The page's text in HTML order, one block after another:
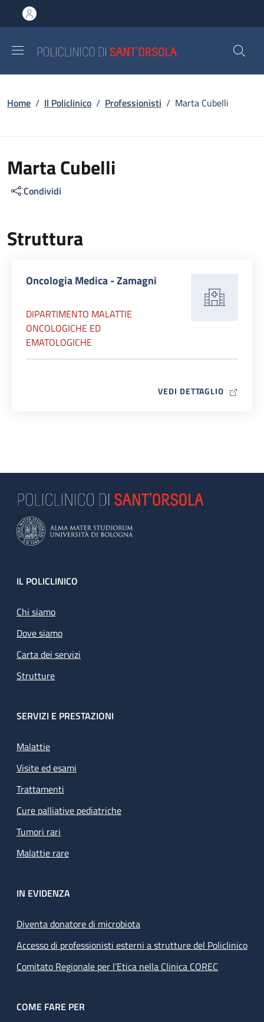
al contenuto principale
to footer content
Briciole di pane
Home / Il Policlinico / Professionisti / Marta Cubelli
Marta Cubelli
Condividi
Struttura
Oncologia Medica - Zamagni
DIPARTIMENTO MALATTIE
ONCOLOGICHE ED
EMATOLOGICHE
VEDI DETTAGLIO MAP ICON
Footer
IL POLICLINICO
Chi siamo
Dove siamo
Carta dei servizi
Strutture
SERVIZI E PRESTAZIONI
Malattie
Visite ed esami
Trattamenti
Cure palliative pediatriche
Tumori rari
Malattie rare
IN EVIDENZA
Diventa donatore di microbiota
Accesso di professionisti esterni a strutture del Policlinico
Comitato Regionale per l’Etica nella Clinica COREC
COME FARE PER